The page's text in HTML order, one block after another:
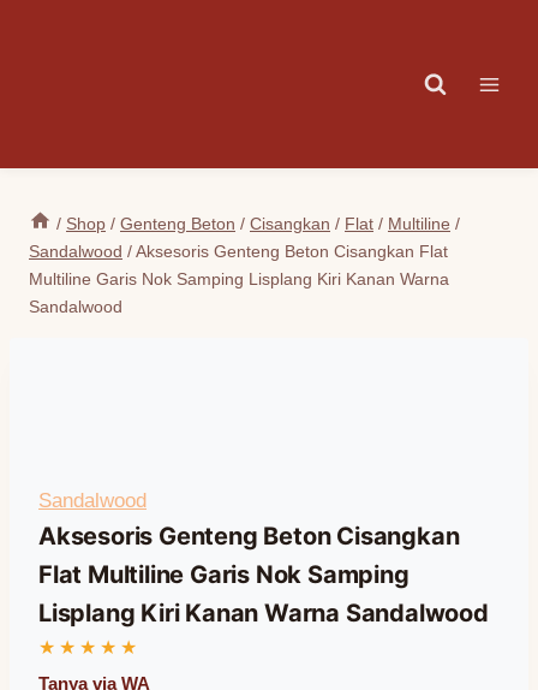
/ Shop / Genteng Beton / Cisangkan / Flat / Multiline /
Sandalwood /Aksesoris Genteng Beton Cisangkan Flat
Multiline Garis Nok Samping Lisplang Kiri Kanan Warna
Sandalwood
Sandalwood
Aksesoris Genteng Beton Cisangkan
Flat Multiline Garis Nok Samping
Lisplang Kiri Kanan Warna Sandalwood